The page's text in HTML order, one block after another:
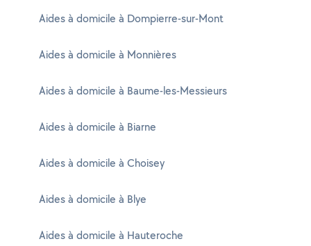
Aides à domicile à Dompierre-sur-Mont
Aides à domicile à Monnières
Aides à domicile à Baume-les-Messieurs
Aides à domicile à Biarne
Aides à domicile à Choisey
Aides à domicile à Blye
Aides à domicile à Hauteroche